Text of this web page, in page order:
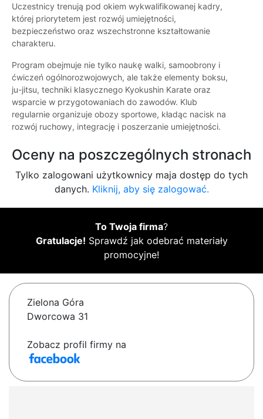
Uczestnicy trenują pod okiem wykwalifikowanej kadry,
której priorytetem jest rozwój umiejętności,
bezpieczeństwo oraz wszechstronne kształtowanie
charakteru.
Program obejmuje nie tylko naukę walki, samoobrony i
ćwiczeń ogólnorozwojowych, ale także elementy boksu,
ju-jitsu, techniki klasycznego Kyokushin Karate oraz
wsparcie w przygotowaniach do zawodów. Klub
regularnie organizuje obozy sportowe, kładąc nacisk na
rozwój ruchowy, integrację i poszerzanie umiejętności.
Oceny na poszczególnych stronach
Tylko zalogowani użytkownicy maja dostęp do tych
danych. Kliknij, aby się zalogować.
To Twoja firma?
Gratulacje! Sprawdź jak odebrać materiały
promocyjne!
Zielona Góra
Dworcowa 31
Zobacz profil firmy na